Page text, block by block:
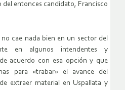
del entonces candidato, Francisco
cae nada bien en un sector del
en algunos intendentes y
acuerdo con esa opción y que
para «trabar» el avance del
extraer material en Uspallata y